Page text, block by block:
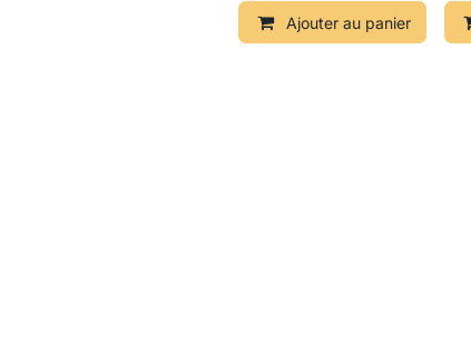
Ajouter au panier